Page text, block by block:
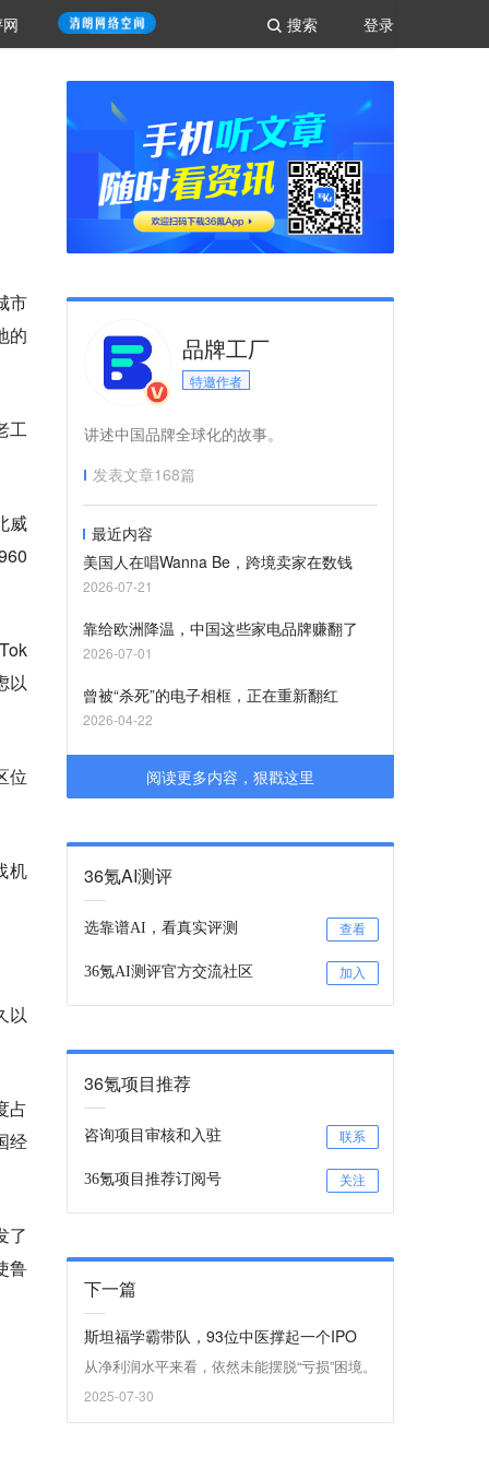
登录
搜索
市
的
工
威
以
位
机
以
占
经
了
鲁
品牌工厂
特邀作者
讲述中国品牌全球化的故事。
发表文章168篇
最近内容
美国人在唱Wanna Be，跨境卖家在数钱
2026-07-21
靠给欧洲降温，中国这些家电品牌赚翻了
2026-07-01
曾被“杀死”的电子相框，正在重新翻红
2026-04-22
阅读更多内容，狠戳这里
36氪AI测评
选靠谱AI，看真实评测 查看
36氪AI测评官方交流社区 加入
36氪项目推荐
咨询项目审核和入驻 联系
36氪项目推荐订阅号 关注
下一篇
斯坦福学霸带队，93位中医撑起一个IPO
从净利润水平来看，依然未能摆脱“亏损”困境。
2025-07-30